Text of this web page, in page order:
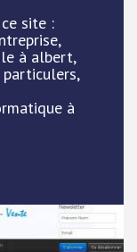
site :
à albert,
à